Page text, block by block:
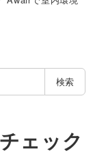
検索
ェック